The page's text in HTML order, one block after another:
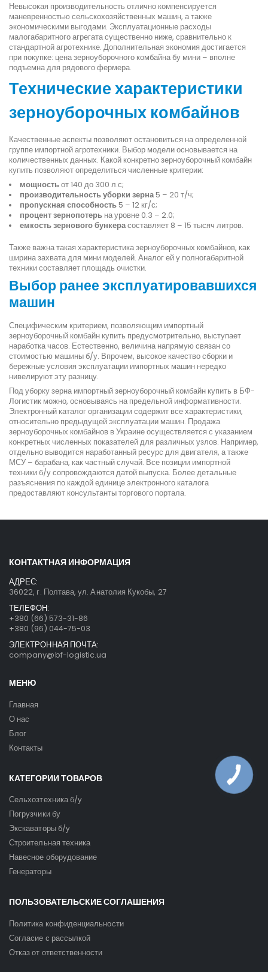
Невысокая производительность отлично компенсируется
маневренностью сельскохозяйственных машин, а также
экономическими выгодами. Эксплуатационные расходы
малогабаритного агрегата существенно ниже, сравнительно к
стандартной агротехнике. Дополнительная экономия достигается
при покупке: цена зерноуборочного комбайна бу мини – вполне
подъемна для рядового фермера.
Технические характеристики
зерноуборочных комбайнов
Качественные аспекты позволяют остановиться на определенной
группе импортной агротехники. Выбор модели основывается на
количественных данных. Какой конкретно зерноуборочный комбайн
купить позволяют определиться численные критерии:
мощностьот 140 до 300 л.с;
производительность уборки зерна5 – 20 т/ч;
пропускная способность5 – 12 кг/с;
процент зернопотерьна уровне 0.3 – 2.0;
емкость зернового бункерасоставляет 8 – 15 тысяч литров.
Также важна такая характеристика зерноуборочных комбайнов, как
ширина захвата для мини моделей. Аналог ей у полногабаритной
техники составляет площадь очистки.
Выбор ранее эксплуатировавшихся
машин
Специфическим критерием, позволяющим импортный
зерноуборочный комбайн купить предусмотрительно, выступает
наработка часов. Естественно, величина напрямую связан со
стоимостью машины б/у. Впрочем, высокое качество сборки и
бережные условия эксплуатации импортных машин нередко
нивелируют эту разницу.
Под уборку зерна импортный зерноуборочный комбайн купить в БФ-
Логистик можно, основываясь на предельной информативности.
Электронный каталог организации содержит все характеристики,
относительно предыдущей эксплуатации машин. Продажа
зерноуборочных комбайнов в Украине осуществляется с указанием
конкретных численных показателей для различных узлов. Например,
отдельно выводится наработанный ресурс для двигателя, а также
МСУ – барабана, как частный случай. Все позиции импортной
техники б/у сопровождаются датой выпуска. Более детальные
разъяснения по каждой единице электронного каталога
предоставляют консультанты торгового портала.
КОНТАКТНАЯ ИНФОРМАЦИЯ
АДРЕС:
36022, г. Полтава, ул. Анатолия Кукобы, 27
ТЕЛЕФОН:
+380 (66) 573-31-86
+380 (96) 044-75-03
ЭЛЕКТРОННАЯ ПОЧТА:
company@bf-logistic.ua
МЕНЮ
Главная
О нас
Блог
Контакты
КАТЕГОРИИ ТОВАРОВ
Сельхозтехника б/у
Погрузчики бу
Экскаваторы б/у
Строительная техника
Навесное оборудование
Генераторы
ПОЛЬЗОВАТЕЛЬСКИЕ СОГЛАШЕНИЯ
Политика конфиденциальности
Согласие с рассылкой
Отказ от ответственности